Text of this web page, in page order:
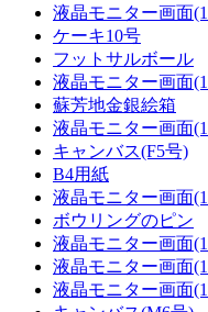
液晶モニター画面
ケーキ10号
フットサルボール
液晶モニター画面
蘇芳地金銀絵箱
液晶モニター画面
キャンバス(F5号)
B4用紙
液晶モニター画面
ボウリングのピン
液晶モニター画面
液晶モニター画面
液晶モニター画面